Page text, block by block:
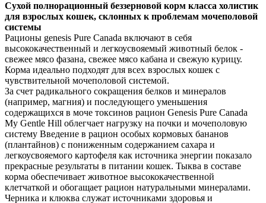
Сухой полнорационный беззерновой корм класса холистик
для взрослых кошек, склонных к проблемам мочеполовой
системы
Рационы genesis Pure Canada включают в себя
высококачественный и легкоусвояемый животный белок -
свежее мясо фазана, свежее мясо кабана и свежую курицу.
Корма идеально подходят для всех взрослых кошек с
чувствительной мочеполовой системой.
За счет радикального сокращения белков и минералов
(например, магния) и последующего уменьшения
содержащихся в моче токсинов рацион Genesis Pure Canada
My Gentle Hill облегчает нагрузку на почки и мочеполовую
систему Введение в рацион особых кормовых бананов
(плантайнов) с пониженным содержанием сахара и
легкоусвояемого картофеля как источника энергии показало
прекрасные результаты в питании кошек. Тыква в составе
корма обеспечивает животное высококачественной
клетчаткой и обогащает рацион натуральными минералами.
Черника и клюква служат источниками здоровья и